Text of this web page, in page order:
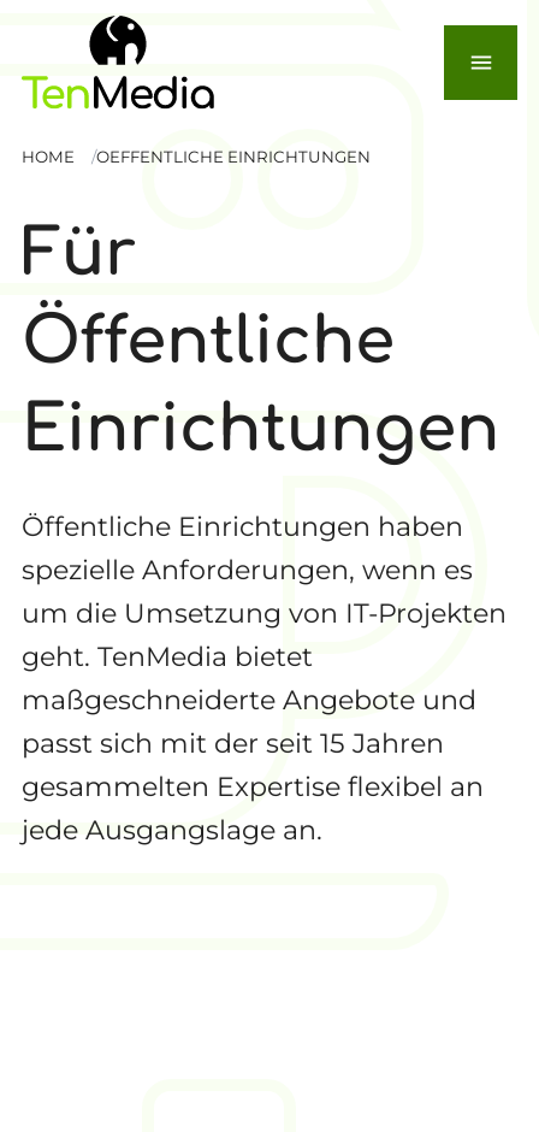
menu
HOME OEFFENTLICHE EINRICHTUNGEN
Für
Öffentliche
Einrichtungen
Öffentliche Einrichtungen haben
spezielle Anforderungen, wenn es
um die Umsetzung von IT-Projekten
geht. TenMedia bietet
maßgeschneiderte Angebote und
passt sich mit der seit 15 Jahren
gesammelten Expertise flexibel an
jede Ausgangslage an.